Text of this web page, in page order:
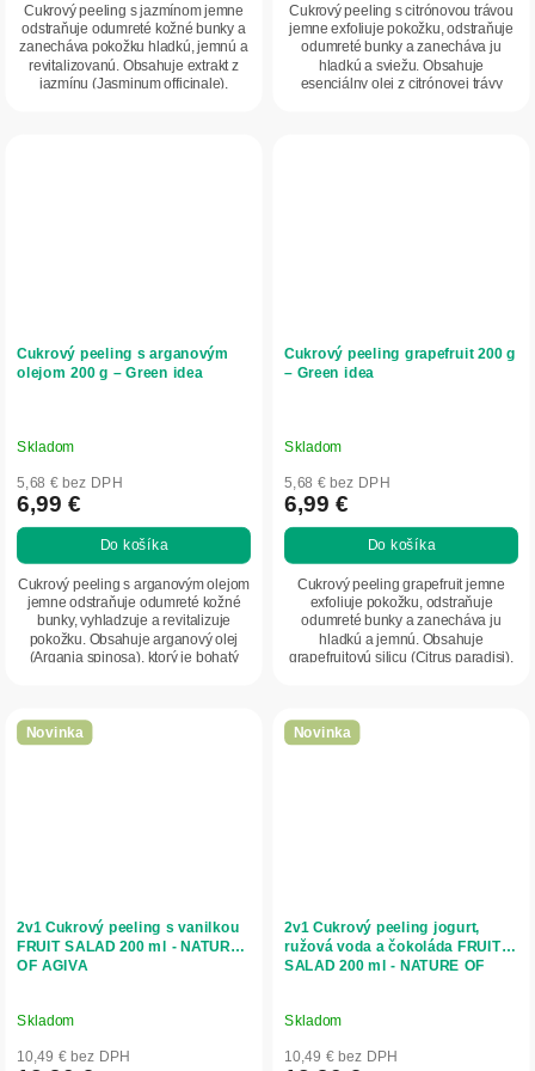
Cukrový peeling s jazmínom jemne
odstraňuje odumreté kožné bunky a
zanecháva pokožku hladkú, jemnú a
revitalizovanú. Obsahuje extrakt z
jazmínu (Jasminum officinale),
Cukrový peeling s citrónovou trávou
jemne exfoliuje pokožku, odstraňuje
odumreté bunky a zanecháva ju
hladkú a sviežu. Obsahuje
esenciálny olej z citrónovej trávy
Cukrový peeling s arganovým
olejom 200 g – Green idea
Skladom
5,68 € bez DPH
6,99 €
Do košíka
Cukrový peeling s arganovým olejom
jemne odstraňuje odumreté kožné
bunky, vyhladzuje a revitalizuje
pokožku. Obsahuje arganový olej
(Argania spinosa), ktorý je bohatý
Cukrový peeling grapefruit 200 g
– Green idea
Skladom
5,68 € bez DPH
6,99 €
Do košíka
Cukrový peeling grapefruit jemne
exfoliuje pokožku, odstraňuje
odumreté bunky a zanecháva ju
hladkú a jemnú. Obsahuje
grapefruitovú silicu (Citrus paradisi),
Novinka
2v1 Cukrový peeling s vanilkou
FRUIT SALAD 200 ml - NATURE
OF AGIVA
Skladom
10,49 € bez DPH
Novinka
2v1 Cukrový peeling jogurt,
ružová voda a čokoláda FRUIT
SALAD 200 ml - NATURE OF
Skladom
10,49 € bez DPH